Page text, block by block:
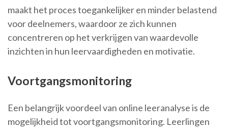
maakt het proces toegankelijker en minder belastend
voor deelnemers, waardoor ze zich kunnen
concentreren op het verkrijgen van waardevolle
inzichten in hun leervaardigheden en motivatie.
Voortgangsmonitoring
Een belangrijk voordeel van online leeranalyse is de
mogelijkheid tot voortgangsmonitoring. Leerlingen